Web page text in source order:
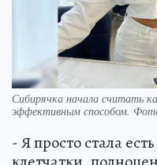
Сибирячка начала считать
эффективным способом.
- Я просто стала